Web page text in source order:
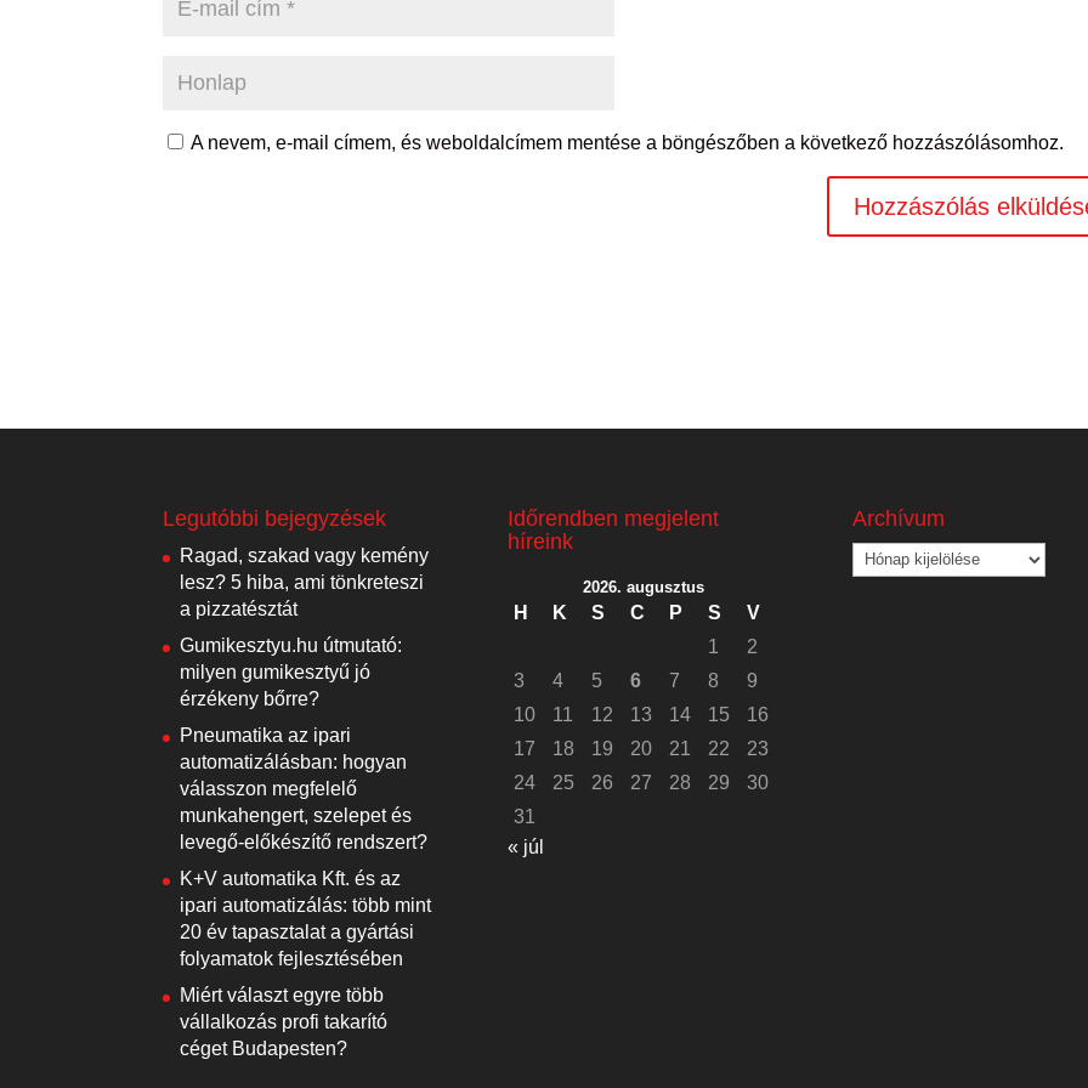
A nevem, e-mail címem, és weboldalcímem mentése a böngészőben a következő hozzászólásomhoz.
Legutóbbi bejegyzések
Ragad, szakad vagy kemény
lesz? 5 hiba, ami tönkreteszi
a pizzatésztát
Gumikesztyu.hu útmutató:
milyen gumikesztyű jó
érzékeny bőrre?
Pneumatika az ipari
automatizálásban: hogyan
válasszon megfelelő
munkahengert, szelepet és
levegő-előkészítő rendszert?
K+V automatika Kft. és az
ipari automatizálás: több mint
20 év tapasztalat a gyártási
folyamatok fejlesztésében
Miért választ egyre több
vállalkozás profi takarító
céget Budapesten?
Időrendben megjelent
híreink
2026. augusztus
H K S C P S
V
1
2
3
4 5 6 7 8
9
10
11 12 13 14 15
16
17
18 19 20 21 22
23
24
25 26 27 28 29
30
31
« júl
Archívum
Archívum